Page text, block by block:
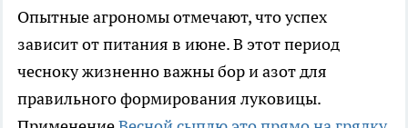
Опытные агрономы отмечают, что успех
зависит от питания в июне. В этот период
чесноку жизненно важны бор и азот для
правильного формирования луковицы.